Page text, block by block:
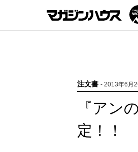
注文書 - 2013年6月
『アン
定！！